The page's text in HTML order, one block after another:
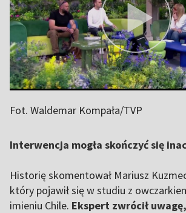
Fot. Waldemar Kompała/TVP
Interwencja mogła skończyć się
Historię skomentował Mariusz
który pojawił się w studiu z
imieniu Chile. Ekspert zwrócił